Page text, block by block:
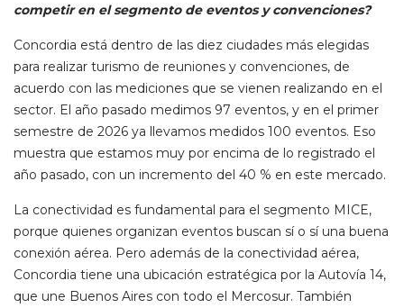
competir en el segmento de eventos y convenciones?
Concordia está dentro de las diez ciudades más elegidas
para realizar turismo de reuniones y convenciones, de
acuerdo con las mediciones que se vienen realizando en el
sector. El año pasado medimos 97 eventos, y en el primer
semestre de 2026 ya llevamos medidos 100 eventos. Eso
muestra que estamos muy por encima de lo registrado el
año pasado, con un incremento del 40 % en este mercado.
La conectividad es fundamental para el segmento MICE,
porque quienes organizan eventos buscan sí o sí una buena
conexión aérea. Pero además de la conectividad aérea,
Concordia tiene una ubicación estratégica por la Autovía 14,
que une Buenos Aires con todo el Mercosur. También